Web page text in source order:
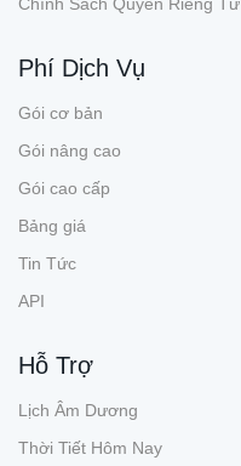
Phí Dịch Vụ
Gói cơ bản
Gói nâng cao
Gói cao cấp
Bảng giá
Tin Tức
API
Hỗ Trợ
Lịch Âm Dương
Thời Tiết Hôm Nay